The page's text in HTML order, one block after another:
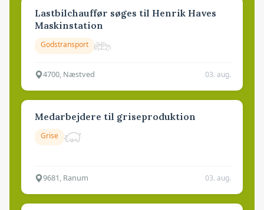
Lastbilchauffør søges til Henrik Haves
Maskinstation
Godstransport
4700, Næstved 03. aug.
Medarbejdere til griseproduktion
Grise
9681, Ranum 03. aug.